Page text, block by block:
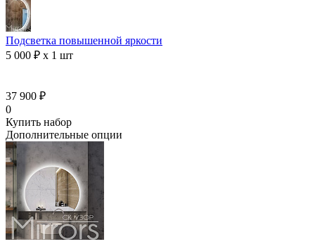
Подсветка повышенной яркости
5 000 ₽ x 1 шт
37 900 ₽
0
Купить набор
Дополнительные опции